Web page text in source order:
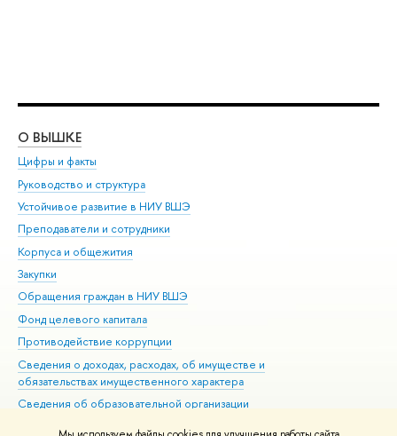
О ВЫШКЕ
Цифры и факты
Руководство и структура
Устойчивое развитие в НИУ ВШЭ
Преподаватели и сотрудники
Корпуса и общежития
Закупки
Обращения граждан в НИУ ВШЭ
Фонд целевого капитала
Противодействие коррупции
Сведения о доходах, расходах, об имуществе и
обязательствах имущественного характера
Сведения об образовательной организации
Людям с ограниченными возможностями здоровья